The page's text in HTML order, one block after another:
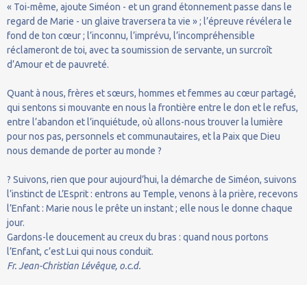
« Toi-même, ajoute Siméon - et un grand étonnement passe dans le
regard de Marie - un glaive traversera ta vie » ; l’épreuve révélera le
fond de ton cœur ; l’inconnu, l’imprévu, l’incompréhensible
réclameront de toi, avec ta soumission de servante, un surcroît
d’Amour et de pauvreté.
Quant à nous, frères et sœurs, hommes et femmes au cœur partagé,
qui sentons si mouvante en nous la frontière entre le don et le refus,
entre l’abandon et l’inquiétude, où allons-nous trouver la lumière
pour nos pas, personnels et communautaires, et la Paix que Dieu
nous demande de porter au monde ?
? Suivons, rien que pour aujourd’hui, la démarche de Siméon, suivons
l’instinct de L’Esprit : entrons au Temple, venons à la prière, recevons
l’Enfant : Marie nous le prête un instant ; elle nous le donne chaque
jour.
Gardons-le doucement au creux du bras : quand nous portons
l’Enfant, c’est Lui qui nous conduit.
Fr. Jean-Christian Lévêque, o.c.d.